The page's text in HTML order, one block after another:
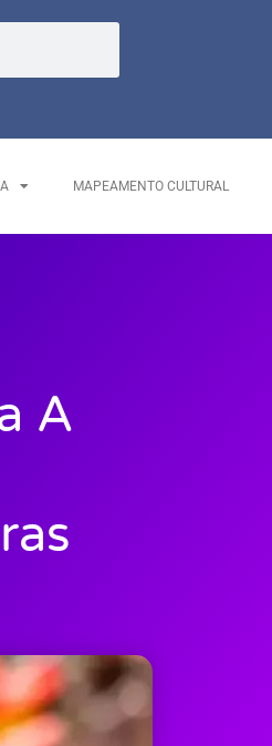
MAPEAMENTO CULTURAL
A